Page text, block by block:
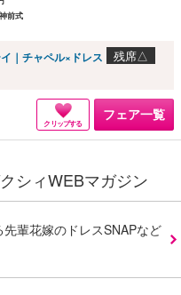
前式
｜チャペル×ドレス 残席△
クリップする
フェア一覧
シィWEBマガジン
先輩花嫁のドレスSNAPなど